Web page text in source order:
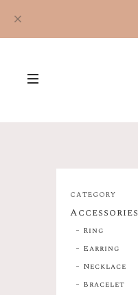
CATEGORY
Accessories
Ring
Earring
Necklace
Bracelet